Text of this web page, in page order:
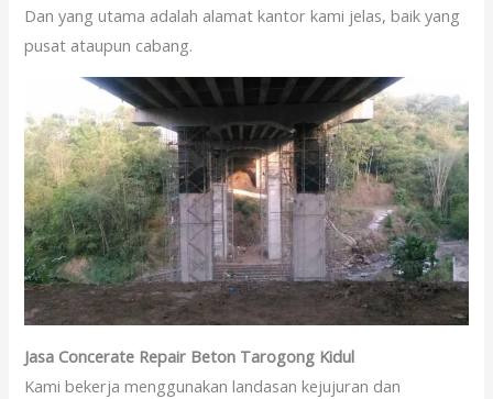
Dan yang utama adalah alamat kantor kami jelas, baik yang
pusat ataupun cabang.
Jasa Concerate Repair Beton Tarogong Kidul
Kami bekerja menggunakan landasan kejujuran dan